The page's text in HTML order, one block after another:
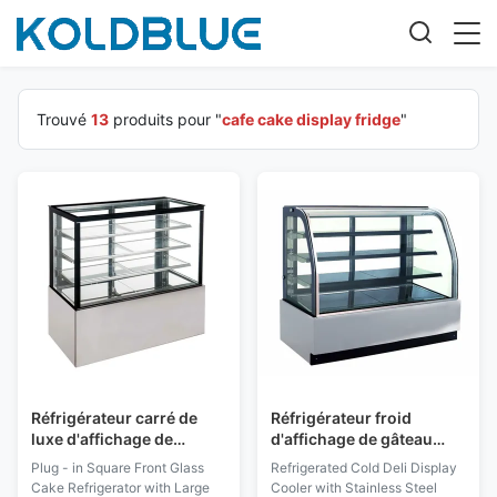
Trouvé 13 produits pour "cafe cake display fridge"
Réfrigérateur carré de
luxe d'affichage de
gâteau, brouillard
réfrigéré de vitrine de
Plug - in Square Front Glass
Cake Refrigerator with Large
Réfrigérateur froid
d'affichage de gâteau
d'acier inoxydable
d'épicerie avec 3 couches
Refrigerated Cold Deli Display
Cooler with Stainless Steel